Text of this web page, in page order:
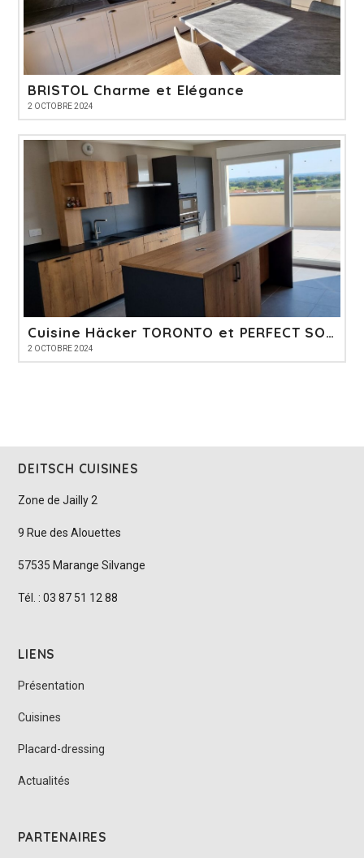
BRISTOL Charme et Elégance
2 OCTOBRE 2024
Cuisine Häcker TORONTO et PERFECT SOFT
2 OCTOBRE 2024
DEITSCH CUISINES
Zone de Jailly 2
9 Rue des Alouettes
57535 Marange Silvange
Tél. : 03 87 51 12 88
LIENS
Présentation
Cuisines
Placard-dressing
Actualités
PARTENAIRES